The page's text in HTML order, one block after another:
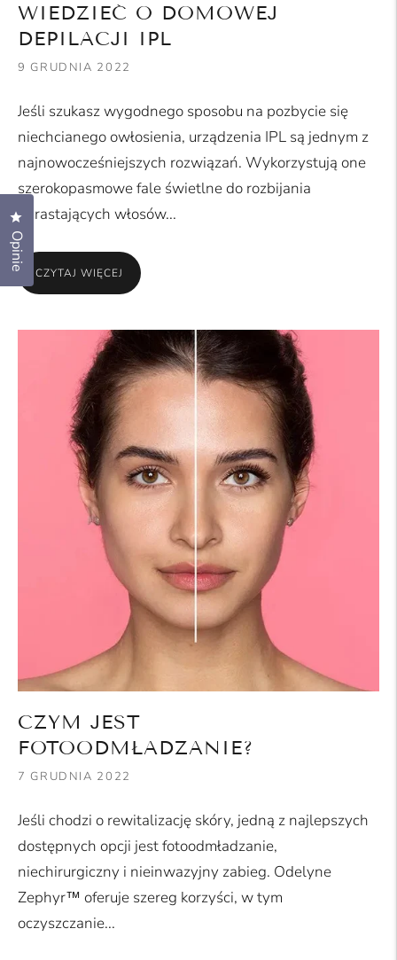
WIEDZIEĆ O DOMOWEJ
DEPILACJI IPL
9 GRUDNIA 2022
Jeśli szukasz wygodnego sposobu na pozbycie się
niechcianego owłosienia, urządzenia IPL są jednym z
najnowocześniejszych rozwiązań. Wykorzystują one
szerokopasmowe fale świetlne do rozbijania
odrastających włosów...
CZYTAJ WIĘCEJ
CZYM JEST
FOTOODMŁADZANIE?
7 GRUDNIA 2022
Jeśli chodzi o rewitalizację skóry, jedną z najlepszych
dostępnych opcji jest fotoodmładzanie,
niechirurgiczny i nieinwazyjny zabieg. Odelyne
Zephyr™ oferuje szereg korzyści, w tym
oczyszczanie...
Opinie
Kliknij, aby otworzyć okno dialogowe opinii